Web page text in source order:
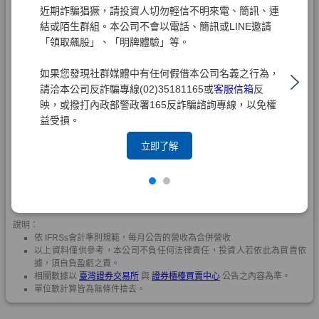
近期詐騙猖獗，請投資人切勿輕信不明來電、簡訊、連
結或陌生群組。本公司不會以電話、簡訊或LINE邀請
「領取飆股」、「明牌體驗」等。
如果您發現社群媒體中有任何假借本公司名義之行為，
請洽本公司反詐騙專線(02)35181165或客服信箱反
映，或撥打內政部警政署165反詐騙諮詢專線，以免權
益受損。
立即了解